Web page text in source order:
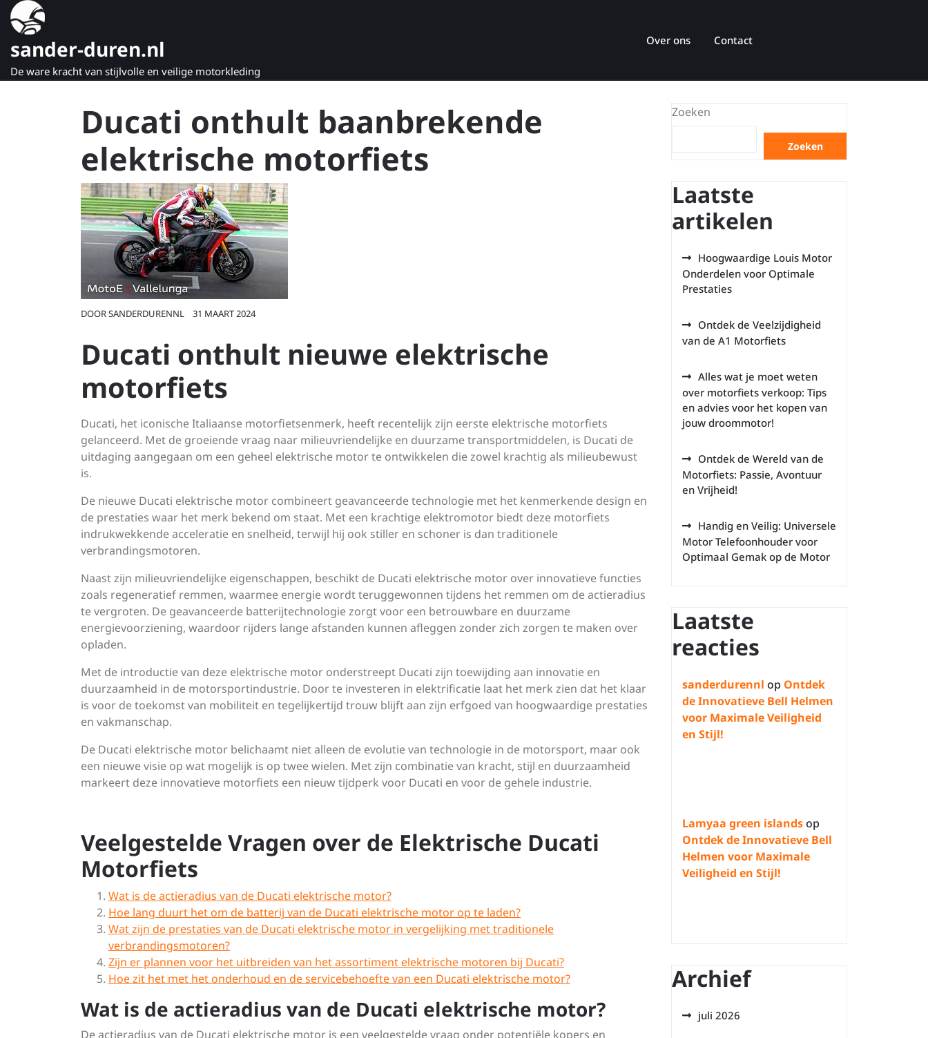
Naar
de
gaansander-duren.nl
De ware kracht van stijlvolle en veilige motorkleding
Over ons Contact
Ducati onthult baanbrekende
elektrische motorfiets
DOORSANDERDURENNL 31 MAART 2024
Ducati onthult nieuwe elektrische
motorfiets
Ducati, het iconische Italiaanse motorfietsenmerk, heeft recentelijk zijn eerste elektrische motorfiets
gelanceerd. Met de groeiende vraag naar milieuvriendelijke en duurzame transportmiddelen, is Ducati de
uitdaging aangegaan om een geheel elektrische motor te ontwikkelen die zowel krachtig als milieubewust
is.
De nieuwe Ducati elektrische motor combineert geavanceerde technologie met het kenmerkende design en
de prestaties waar het merk bekend om staat. Met een krachtige elektromotor biedt deze motorfiets
indrukwekkende acceleratie en snelheid, terwijl hij ook stiller en schoner is dan traditionele
verbrandingsmotoren.
Naast zijn milieuvriendelijke eigenschappen, beschikt de Ducati elektrische motor over innovatieve functies
zoals regeneratief remmen, waarmee energie wordt teruggewonnen tijdens het remmen om de actieradius
te vergroten. De geavanceerde batterijtechnologie zorgt voor een betrouwbare en duurzame
energievoorziening, waardoor rijders lange afstanden kunnen afleggen zonder zich zorgen te maken over
opladen.
Met de introductie van deze elektrische motor onderstreept Ducati zijn toewijding aan innovatie en
duurzaamheid in de motorsportindustrie. Door te investeren in elektrificatie laat het merk zien dat het klaar
is voor de toekomst van mobiliteit en tegelijkertijd trouw blijft aan zijn erfgoed van hoogwaardige prestaties
en vakmanschap.
De Ducati elektrische motor belichaamt niet alleen de evolutie van technologie in de motorsport, maar ook
een nieuwe visie op wat mogelijk is op twee wielen. Met zijn combinatie van kracht, stijl en duurzaamheid
markeert deze innovatieve motorfiets een nieuw tijdperk voor Ducati en voor de gehele industrie.
Veelgestelde Vragen over de Elektrische Ducati
Motorfiets
Wat is de actieradius van de Ducati elektrische motor?
Hoe lang duurt het om de batterij van de Ducati elektrische motor op te laden?
Wat zijn de prestaties van de Ducati elektrische motor in vergelijking met traditionele
verbrandingsmotoren?
Zijn er plannen voor het uitbreiden van het assortiment elektrische motoren bij Ducati?
Hoe zit het met het onderhoud en de servicebehoefte van een Ducati elektrische motor?
Wat is de actieradius van de Ducati elektrische motor?
De actieradius van de Ducati elektrische motor is een veelgestelde vraag onder potentiële kopers en
Zoeken
Zoeken
Laatste
artikelen
Hoogwaardige Louis Motor
Onderdelen voor Optimale
Prestaties
Ontdek de Veelzijdigheid
van de A1 Motorfiets
Alles wat je moet weten
over motorfiets verkoop: Tips
en advies voor het kopen van
jouw droommotor!
Ontdek de Wereld van de
Motorfiets: Passie, Avontuur
en Vrijheid!
Handig en Veilig: Universele
Motor Telefoonhouder voor
Optimaal Gemak op de Motor
Laatste
reacties
sanderdurennl op Ontdek
de Innovatieve Bell Helmen
voor Maximale Veiligheid
en Stijl!
Lamyaa green islandsop
Ontdek de Innovatieve Bell
Helmen voor Maximale
Veiligheid en Stijl!
Archief
juli 2026